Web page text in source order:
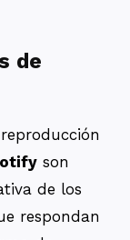
de
son
de los
respondan